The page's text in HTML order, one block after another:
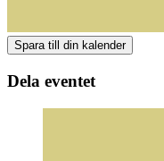
Dela eventet